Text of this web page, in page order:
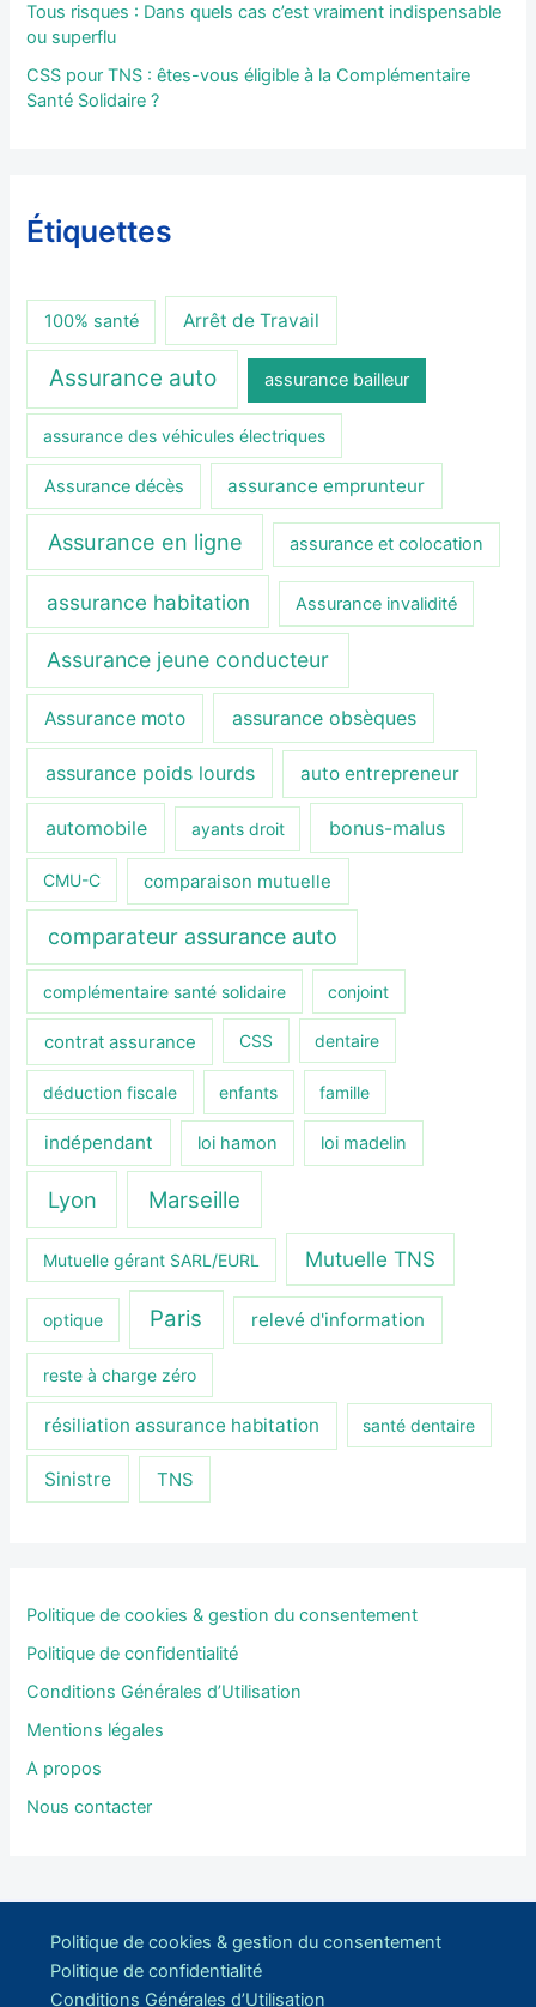
Tous risques : Dans quels cas c’est vraiment indispensable
ou superflu
CSS pour TNS : êtes-vous éligible à la Complémentaire
Santé Solidaire ?
Étiquettes
100% santé Arrêt de Travail
Assurance auto assurance bailleur
assurance des véhicules électriques
Assurance décès assurance emprunteur
Assurance en ligne assurance et colocation
assurance habitation Assurance invalidité
Assurance jeune conducteur
Assurance moto assurance obsèques
assurance poids lourds auto entrepreneur
automobile ayants droit bonus-malus
CMU-C comparaison mutuelle
comparateur assurance auto
complémentaire santé solidaire conjoint
contrat assurance CSS dentaire
déduction fiscale enfants famille
indépendant loi hamon loi madelin
Lyon Marseille
Mutuelle gérant SARL/EURL Mutuelle TNS
optique Paris relevé d'information
reste à charge zéro
résiliation assurance habitation santé dentaire
Sinistre TNS
Politique de cookies & gestion du consentement
Politique de confidentialité
Conditions Générales d’Utilisation
Mentions légales
A propos
Nous contacter
Politique de cookies & gestion du consentement
Politique de confidentialité
Conditions Générales d’Utilisation